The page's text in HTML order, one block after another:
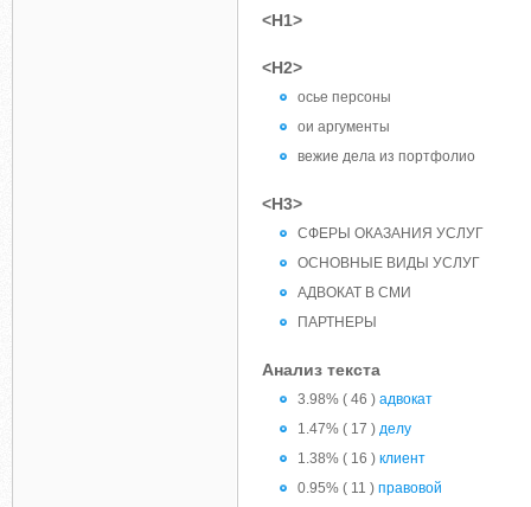
<H1>
<H2>
осье персоны
ои аргументы
вежие дела из портфолио
<H3>
СФЕРЫ ОКАЗАНИЯ УСЛУГ
ОСНОВНЫЕ ВИДЫ УСЛУГ
АДВОКАТ В СМИ
ПАРТНЕРЫ
Анализ текста
3.98% ( 46 ) адвокат
1.47% ( 17 ) делу
1.38% ( 16 ) клиент
0.95% ( 11 ) правовой